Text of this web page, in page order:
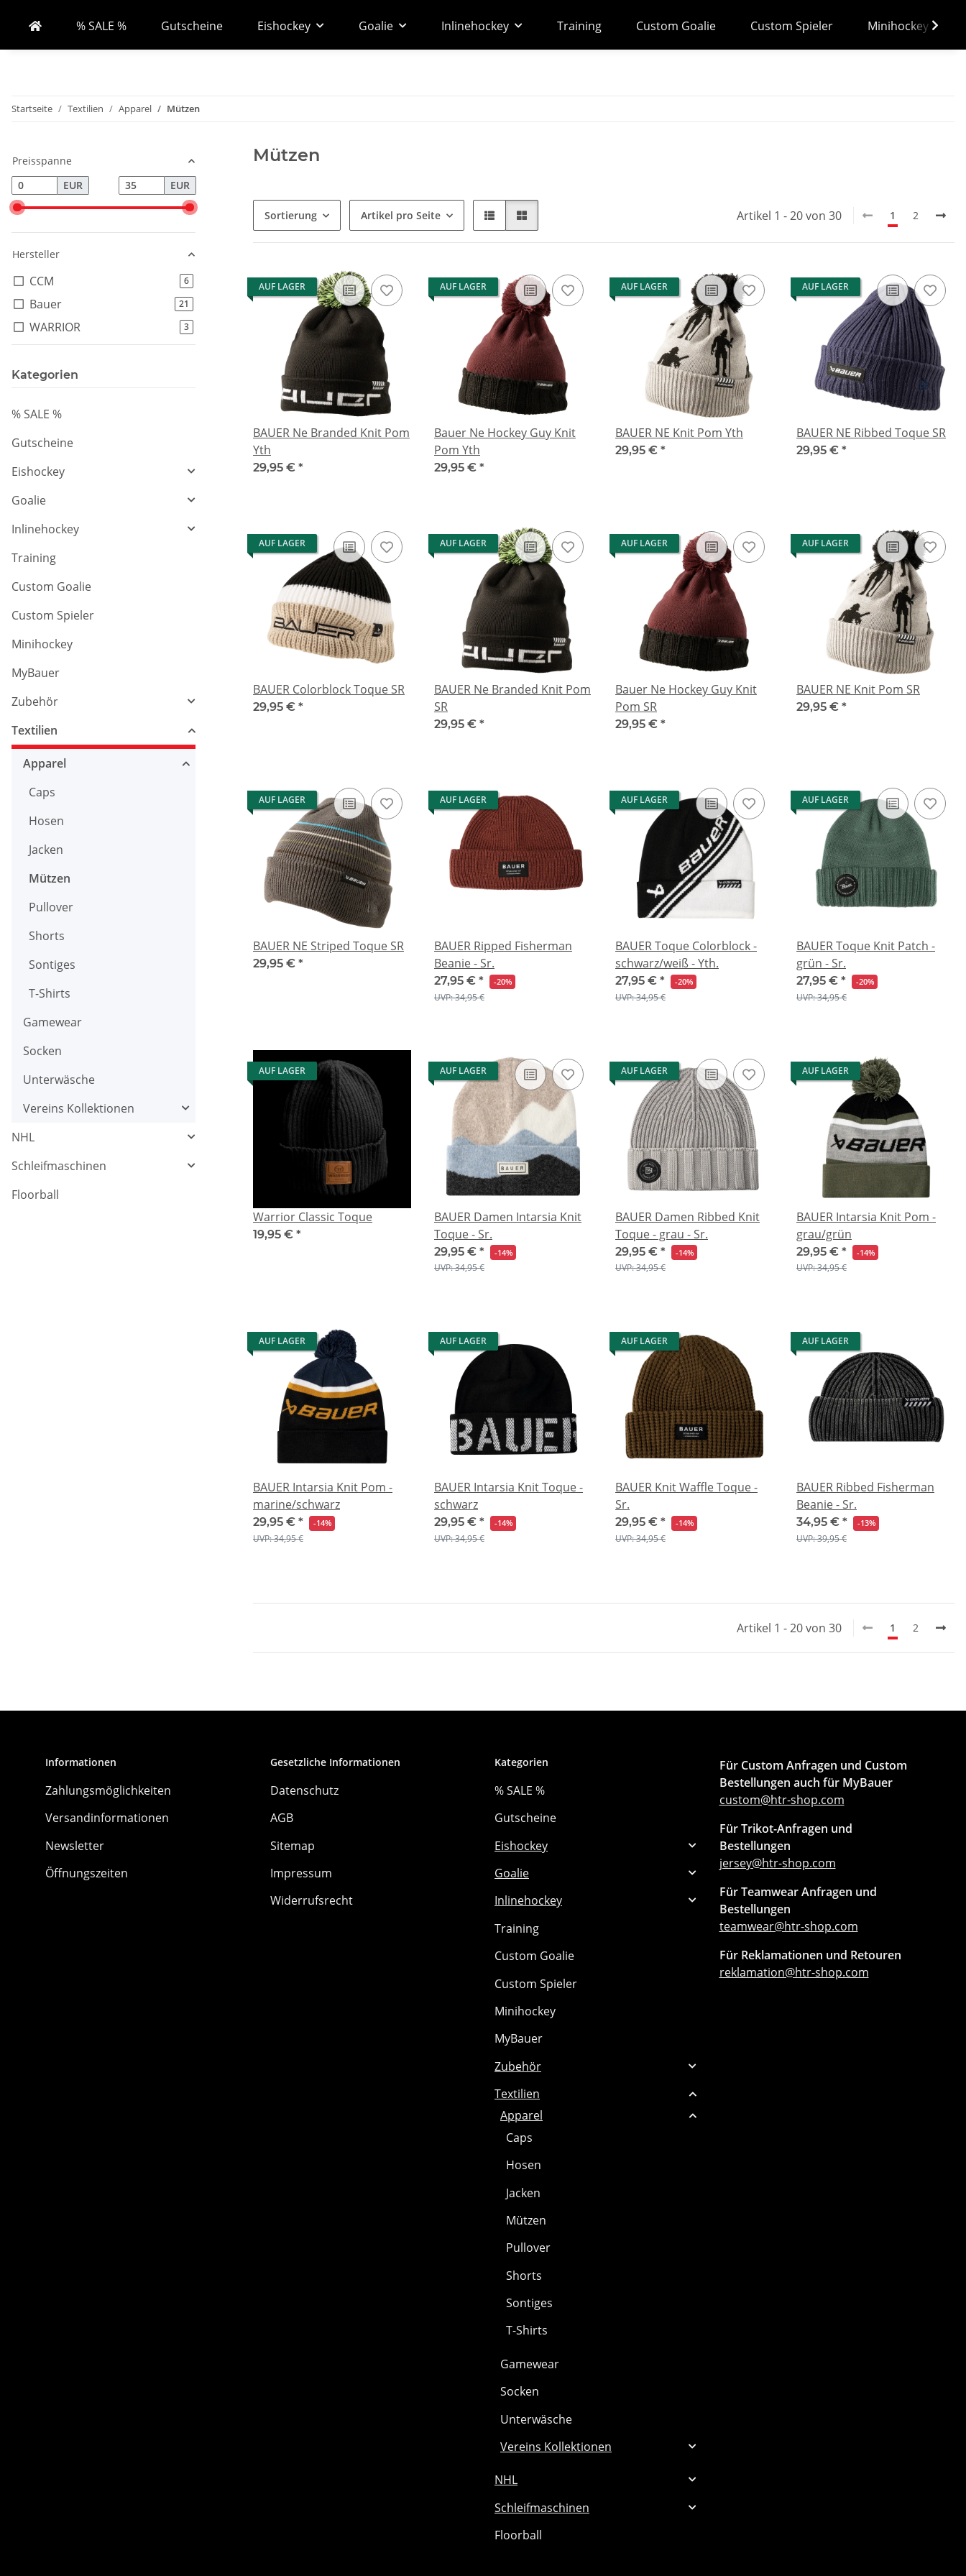
% SALE % Gutscheine Eishockey Goalie Inlinehockey Training Custom Goalie Custom Spieler Minihockey
Startseite Textilien Apparel Mützen
Mützen
Sortierung Artikel pro Seite Artikel 1 - 20 von 30 1 2
AUF LAGER
BAUER Ne Branded Knit Pom
Yth
29,95 € *
AUF LAGER
Bauer Ne Hockey Guy Knit
Pom Yth
29,95 € *
AUF LAGER
BAUER NE Knit Pom Yth
29,95 € *
AUF LAGER
BAUER NE Ribbed Toque SR
29,95 € *
AUF LAGER
BAUER Colorblock Toque SR
29,95 € *
AUF LAGER
BAUER Ne Branded Knit Pom
SR
29,95 € *
AUF LAGER
Bauer Ne Hockey Guy Knit
Pom SR
29,95 € *
AUF LAGER
BAUER NE Knit Pom SR
29,95 € *
AUF LAGER
BAUER NE Striped Toque SR
29,95 € *
AUF LAGER
BAUER Ripped Fisherman
Beanie - Sr.
27,95 € * -20%
UVP: 34,95 €
AUF LAGER
BAUER Toque Colorblock -
schwarz/weiß - Yth.
27,95 € * -20%
UVP: 34,95 €
AUF LAGER
BAUER Toque Knit Patch -
grün - Sr.
27,95 € * -20%
UVP: 34,95 €
AUF LAGER
Warrior Classic Toque
19,95 € *
AUF LAGER
BAUER Damen Intarsia Knit
Toque - Sr.
29,95 € * -14%
UVP: 34,95 €
AUF LAGER
BAUER Damen Ribbed Knit
Toque - grau - Sr.
29,95 € * -14%
UVP: 34,95 €
AUF LAGER
BAUER Intarsia Knit Pom -
grau/grün
29,95 € * -14%
UVP: 34,95 €
AUF LAGER
BAUER Intarsia Knit Pom -
marine/schwarz
29,95 € * -14%
UVP: 34,95 €
AUF LAGER
BAUER Intarsia Knit Toque -
schwarz
29,95 € * -14%
UVP: 34,95 €
AUF LAGER
BAUER Knit Waffle Toque -
Sr.
29,95 € * -14%
UVP: 34,95 €
AUF LAGER
BAUER Ribbed Fisherman
Beanie - Sr.
34,95 € * -13%
UVP: 39,95 €
Artikel 1 - 20 von 30 1 2
Preisspanne
EUR
EUR
Hersteller
CCM 6Artikel gefunden
Bauer 21 Artikel gefunden
WARRIOR 3Artikel gefunden
Kategorien
% SALE %
Gutscheine
Eishockey
Goalie
Inlinehockey
Training
Custom Goalie
Custom Spieler
Minihockey
MyBauer
Zubehör
Textilien
Apparel
Caps
Hosen
Jacken
Mützen
Pullover
Shorts
Sontiges
T-Shirts
Gamewear
Socken
Unterwäsche
Vereins Kollektionen
NHL
Schleifmaschinen
Floorball
Informationen
Zahlungsmöglichkeiten
Versandinformationen
Newsletter
Öffnungszeiten
Gesetzliche Informationen
Datenschutz
AGB
Sitemap
Impressum
Widerrufsrecht
Kategorien
% SALE %
Gutscheine
Eishockey
Goalie
Inlinehockey
Training
Custom Goalie
Custom Spieler
Minihockey
MyBauer
Zubehör
Textilien
Apparel
Caps
Hosen
Jacken
Mützen
Pullover
Shorts
Sontiges
T-Shirts
Gamewear
Socken
Unterwäsche
Vereins Kollektionen
NHL
Schleifmaschinen
Floorball
Für Custom Anfragen und Custom
Bestellungen auch für MyBauer
custom@htr-shop.com
Für Trikot-Anfragen und
Bestellungen
jersey@htr-shop.com
Für Teamwear Anfragen und
Bestellungen
teamwear@htr-shop.com
Für Reklamationen und Retouren
reklamation@htr-shop.com